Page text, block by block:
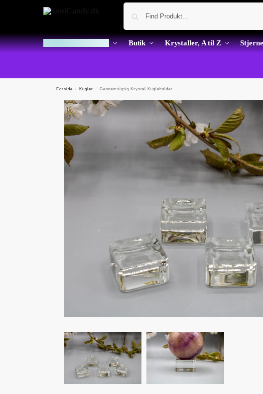
Dagens Krystal Kup Butik Krystaller, A til Z
Forside / Kugler / Gennemsigtig Krystal Kugleholder